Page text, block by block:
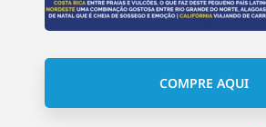
COMPRE AQUI